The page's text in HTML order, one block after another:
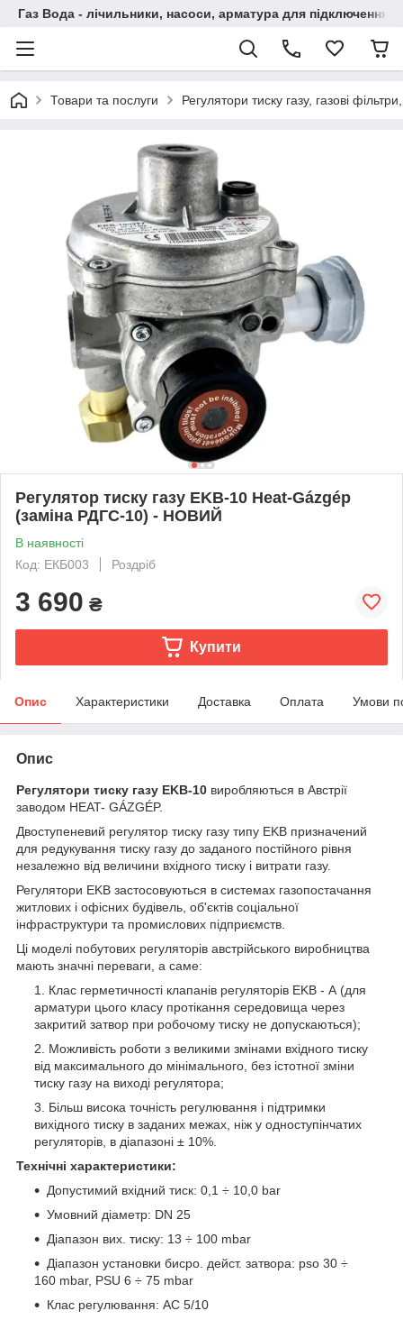
Газ Вода - лічильники, насоси, арматура для підключення,
Товари та послуги Регулятори тиску газу, газові фільтри,
Регулятор тиску газу EKB-10 Heat-Gázgép
(заміна РДГС-10) - НОВИЙ
В наявності
Код: ЕКБ003
Роздріб
3 690 ₴
Купити
Опис Характеристики Доставка Оплата Умови
Опис
Регулятори тиску газу EKB-10 виробляються в Австрії
заводом HEAT- GÁZGÉP.
Двоступеневий регулятор тиску газу типу EKB призначений
для редукування тиску газу до заданого постійного рівня
незалежно від величини вхідного тиску і витрати газу.
Регулятори EKB застосовуються в системах газопостачання
житлових і офісних будівель, об'єктів соціальної
інфраструктури та промислових підприємств.
Ці моделі побутових регуляторів австрійського виробництва
мають значні переваги, а саме:
Клас герметичності клапанів регуляторів EKB - А (для
арматури цього класу протікання середовища через
закритий затвор при робочому тиску не допускаються);
Можливість роботи з великими змінами вхідного тиску
від максимального до мінімального, без істотної зміни
тиску газу на виході регулятора;
Більш висока точність регулювання і підтримки
вихідного тиску в заданих межах, ніж у одноступінчатих
регуляторів, в діапазоні ± 10%.
Технічні характеристики:
Допустимий вхідний тиск: 0,1 ÷ 10,0 bar
Умовний діаметр: DN 25
Діапазон вих. тиску: 13 ÷ 100 mbar
Діапазон установки бисро. дейст. затвора: pso 30 ÷
160 mbar, PSU 6 ÷ 75 mbar
Клас регулювання: AC 5/10